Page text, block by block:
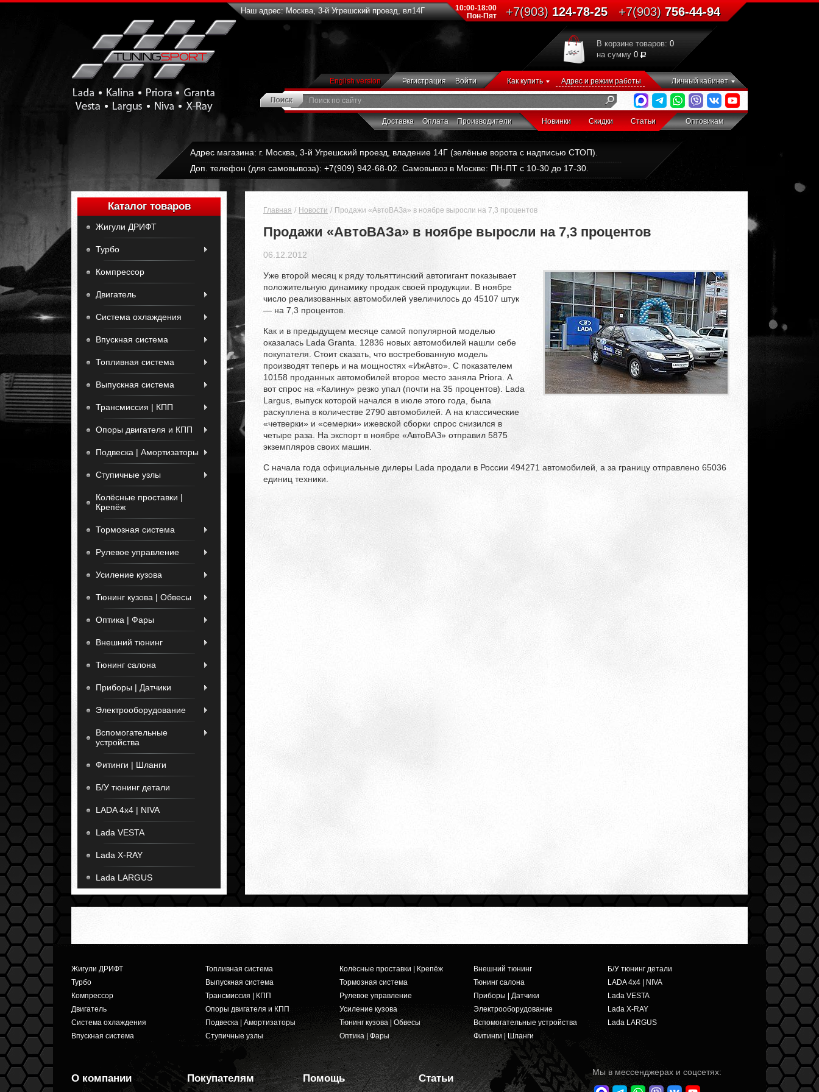
Наш адрес: Москва, 3-й Угрешский проезд, вл14Г
10:00-18:00
Пон-Пят
+7(903)124-78-25 +7(903)756-44-94
В корзине товаров: 0
на сумму 0
English version Регистрация Войти Как купить Адрес и режим работы Личный кабинет
Доставка Оплата Производители Новинки Скидки Статьи Оптовикам
Адрес магазина: г. Москва, 3-й Угрешский проезд, владение 14Г (зелёные ворота с надписью СТОП).
Доп. телефон (для самовывоза): +7(909) 942-68-02. Самовывоз в Москве: ПН-ПТ с 10-30 до 17-30.
Каталог товаров
Жигули ДРИФТ
Турбо
Компрессор
Двигатель
Система охлаждения
Впускная система
Топливная система
Выпускная система
Трансмиссия | КПП
Опоры двигателя и КПП
Подвеска | Амортизаторы
Ступичные узлы
Колёсные проставки |
Крепёж
Тормозная система
Рулевое управление
Усиление кузова
Тюнинг кузова | Обвесы
Оптика | Фары
Внешний тюнинг
Тюнинг салона
Приборы | Датчики
Электрооборудование
Вспомогательные
устройства
Фитинги | Шланги
Б/У тюнинг детали
LADA 4x4 | NIVA
Lada VESTA
Lada X-RAY
Lada LARGUS
Главная Новости Продажи «АвтоВАЗа» в ноябре выросли на 7,3 процентов
Продажи «АвтоВАЗа» в ноябре выросли на 7,3 процентов
06.12.2012
Уже второй месяц к ряду тольяттинский автогигант показывает
положительную динамику продаж своей продукции. В ноябре
число реализованных автомобилей увеличилось до 45107 штук
— на 7,3 процентов.
Как и в предыдущем месяце самой популярной моделью
оказалась Lada Granta. 12836 новых автомобилей нашли себе
покупателя. Стоит сказать, что востребованную модель
производят теперь и на мощностях «ИжАвто». С показателем
10158 проданных автомобилей второе место заняла Priora. А
вот спрос на «Калину» резко упал (почти на 35 процентов). Lada
Largus, выпуск которой начался в июле этого года, была
раскуплена в количестве 2790 автомобилей. А на классические
«четверки» и «семерки» ижевской сборки спрос снизился в
четыре раза. На экспорт в ноябре «АвтоВАЗ» отправил 5875
экземпляров своих машин.
С начала года официальные дилеры Lada продали в России 494271 автомобилей, а за границу отправлено 65036
единиц техники.
Жигули ДРИФТ
Турбо
Компрессор
Двигатель
Система охлаждения
Впускная система
Топливная система
Выпускная система
Трансмиссия | КПП
Опоры двигателя и КПП
Подвеска | Амортизаторы
Ступичные узлы
Колёсные проставки | Крепёж
Тормозная система
Рулевое управление
Усиление кузова
Тюнинг кузова | Обвесы
Оптика | Фары
Внешний тюнинг
Тюнинг салона
Приборы | Датчики
Электрооборудование
Вспомогательные устройства
Фитинги | Шланги
Б/У тюнинг детали
LADA 4x4 | NIVA
Lada VESTA
Lada X-RAY
Lada LARGUS
О компании Покупателям Помощь Статьи
Мы в мессенджерах и соцсетях: